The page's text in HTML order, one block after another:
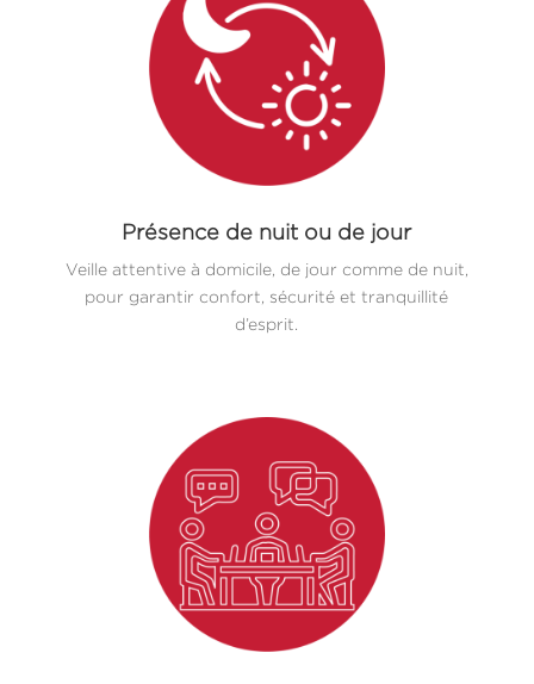
Présence de nuit ou de jour
Veille attentive à domicile, de jour comme de nuit,
pour garantir confort, sécurité et tranquillité
d’esprit.